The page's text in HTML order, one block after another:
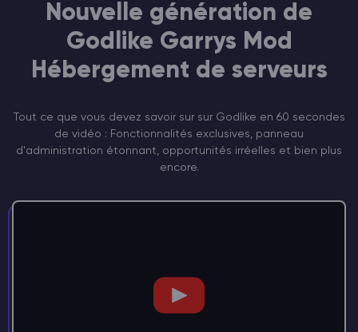
Nouvelle génération de
Godlike Garrys Mod
Hébergement de serveurs
Tout ce que vous devez savoir sur sur Godlike en 60 secondes
de vidéo : Fonctionnalités exclusives, panneau
d'administration étonnant, opportunités irréelles et bien plus
encore.